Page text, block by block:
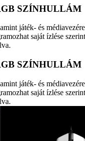
SZÍNHULLÁM
játék- és
saját ízlése
SZÍNHULLÁM
játék- és
saját ízlése